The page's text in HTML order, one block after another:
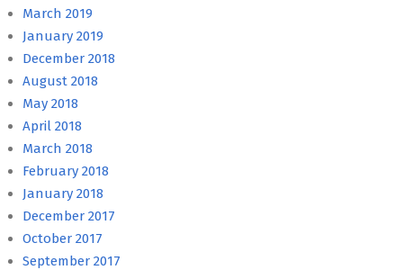
March 2019
January 2019
December 2018
August 2018
May 2018
April 2018
March 2018
February 2018
January 2018
December 2017
October 2017
September 2017